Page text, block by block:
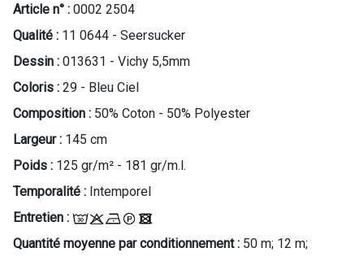
Article n° : 0002 2504
Qualité : 11 0644 - Seersucker
Dessin : 013631 - Vichy 5,5mm
Coloris : 29 - Bleu Ciel
Composition : 50% Coton - 50% Polyester
Largeur : 145 cm
Poids : 125 gr/m² - 181 gr/m.l.
Temporalité : Intemporel
Entretien :
Quantité moyenne par conditionnement : 50 m; 12 m;